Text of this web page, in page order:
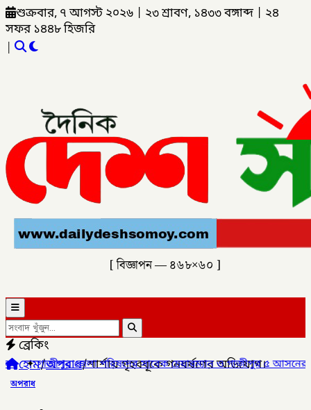
শুক্রবার, ৭ আগস্ট ২০২৬ ২৩ শ্রাবণ, ১৪৩৩ বঙ্গাব্দ
২৪
সফর ১৪৪৮ হিজরি
|
[ বিজ্ঞাপন — ৪৬৮×৬০ ]
ব্রেকিং
সাবেক চেয়ারম্যান ও গাজীপুর ৫ আসনের সাবেক সংসদ সদস্য
হোম/অপরাধ/শার্শায় গৃহবধূকে গনধর্ষণের অভিযোগ।
অপরাধ